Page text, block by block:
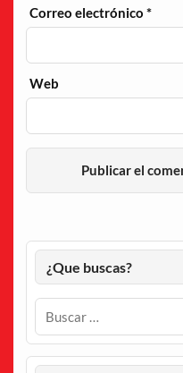
Correo electrónico*
Web
¿Que buscas?